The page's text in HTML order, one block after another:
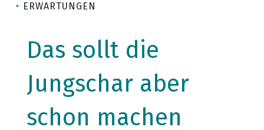
ERWARTUNGEN
Das sollt die
Jungschar aber
schon machen